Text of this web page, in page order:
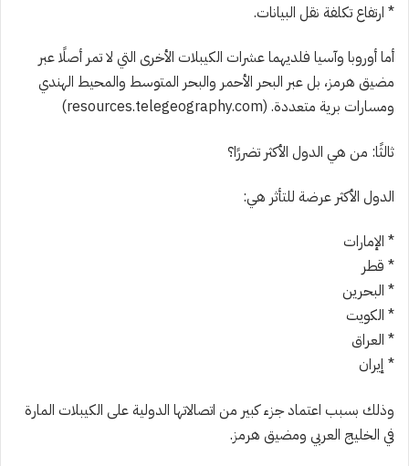
* ارتفاع تكلفة نقل البيانات.
أما أوروبا وآسيا فلديهما عشرات الكيبلات الأخرى التي لا تمر أصلًا عبر
مضيق هرمز، بل عبر البحر الأحمر والبحر المتوسط والمحيط الهندي
ومسارات برية متعددة. (resources.telegeography.com)
ثالثًا: من هي الدول الأكثر تضررًا؟
الدول الأكثر عرضة للتأثر هي:
* الإمارات
* قطر
* البحرين
* الكويت
* العراق
* إيران
وذلك بسبب اعتماد جزء كبير من اتصالاتها الدولية على الكيبلات المارة
في الخليج العربي ومضيق هرمز.